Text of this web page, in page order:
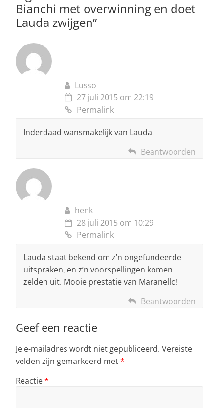
k
Bianchi met overwinning en doet
Lauda zwijgen”
Lusso
27 juli 2015 om 22:19
Permalink
Inderdaad wansmakelijk van Lauda.
Beantwoorden
henk
28 juli 2015 om 10:29
Permalink
Lauda staat bekend om z’n ongefundeerde
uitspraken, en z’n voorspellingen komen
zelden uit. Mooie prestatie van Maranello!
Beantwoorden
Geef een reactie
Je e-mailadres wordt niet gepubliceerd. Vereiste
velden zijn gemarkeerd met*
Reactie*